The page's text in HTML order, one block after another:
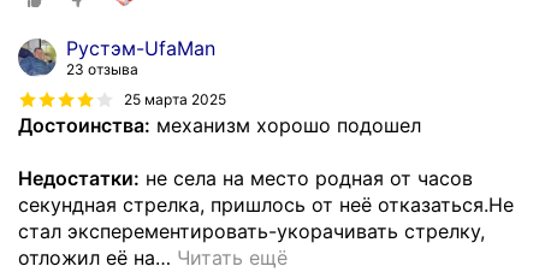
Рустэм-UfaMan
23 отзыва
25 марта 2025
Достоинства: механизм хорошо подошел
Недостатки: не села на место родная от часов
секундная стрелка, пришлось от неё отказаться.Не
стал эксперементировать-укорачивать стрелку,
отложил её на… Читать ещё